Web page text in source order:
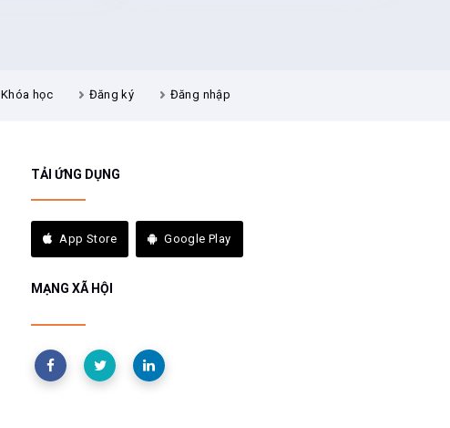
Khóa học Đăng ký Đăng nhập
TẢI ỨNG DỤNG
App Store Google Play
MẠNG XÃ HỘI